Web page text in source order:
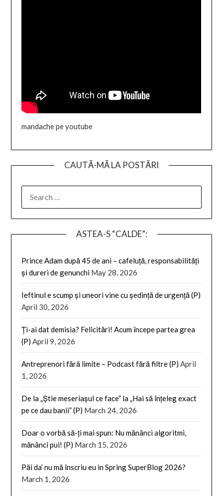
mandache pe youtube
CAUTĂ-MĂ LA POSTĂRI
FOR:
ASTEA-S “CALDE”:
Prince Adam după 45 de ani – cafeluță, responsabilități
și dureri de genunchi May 28, 2026
Ieftinul e scump și uneori vine cu ședință de urgență (P)
April 30, 2026
Ți-ai dat demisia? Felicitări! Acum începe partea grea
(P) April 9, 2026
Antreprenori fără limite – Podcast fără filtre (P) April
1, 2026
De la „Știe meseriașul ce face” la „Hai să înțeleg exact
pe ce dau banii” (P) March 24, 2026
Doar o vorbă să-ți mai spun: Nu mănânci algoritmi,
mănânci pui! (P) March 15, 2026
Păi da’ nu mă înscriu eu in Spring SuperBlog 2026?
March 1, 2026